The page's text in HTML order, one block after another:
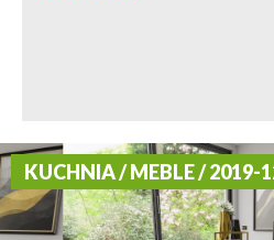
KUCHNIA / MEBLE / 2019-